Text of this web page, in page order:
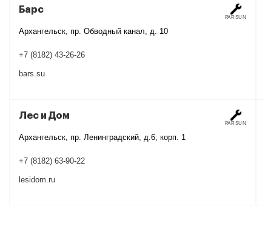
Барс
Архангельск, пр. Обводный канал, д. 10
+7 (8182) 43-26-26
bars.su
PARSUN
Лес и Дом
Архангельск, пр. Ленинградский, д.6, корп. 1
+7 (8182) 63-90-22
lesidom.ru
PARSUN